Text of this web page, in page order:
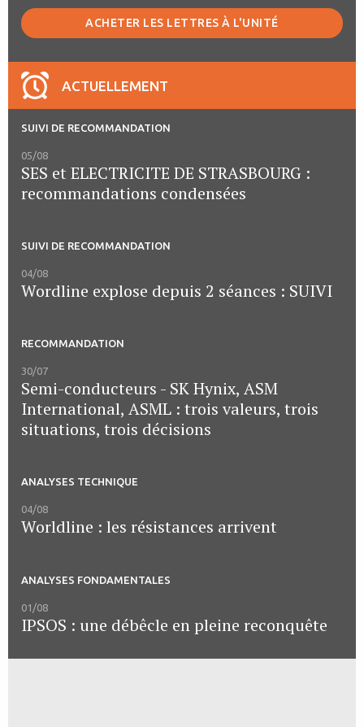
ACHETER LES LETTRES À L'UNITÉ
ACTUELLEMENT
SUIVI DE RECOMMANDATION
05/08
SES et ELECTRICITE DE STRASBOURG :
recommandations condensées
SUIVI DE RECOMMANDATION
04/08
Wordline explose depuis 2 séances : SUIVI
RECOMMANDATION
30/07
Semi-conducteurs - SK Hynix, ASM
International, ASML : trois valeurs, trois
situations, trois décisions
ANALYSES TECHNIQUE
04/08
Worldline : les résistances arrivent
ANALYSES FONDAMENTALES
01/08
IPSOS : une débêcle en pleine reconquête